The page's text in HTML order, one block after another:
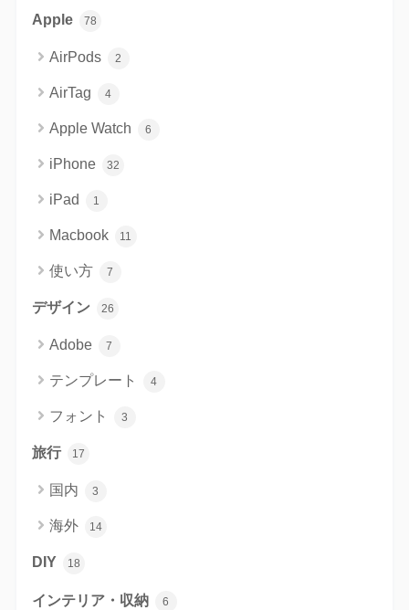
Apple 78
AirPods 2
AirTag 4
Apple Watch 6
iPhone 32
iPad 1
Macbook 11
使い方 7
デザイン 26
Adobe 7
テンプレート 4
フォント 3
旅行 17
国内 3
海外 14
DIY 18
インテリア・収納 6